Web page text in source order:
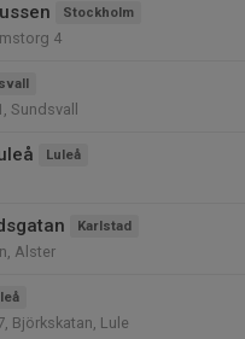
Stockholm
4
Sundsvall
Luleå
Karlstad
Alster
Björkskatan, Lule